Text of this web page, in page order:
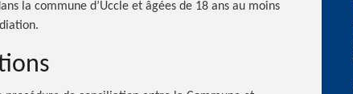
la commune d’Uccle et âgées de 18 ans au moins